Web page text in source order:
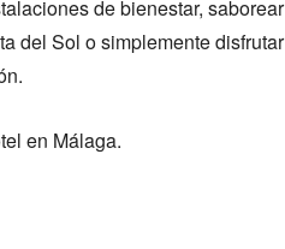
de bienestar, saborear
del Sol o simplemente disfrutar
en Málaga.